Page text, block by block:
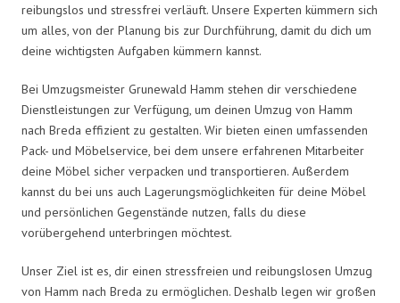
reibungslos und stressfrei verläuft. Unsere Experten kümmern sich
um alles, von der Planung bis zur Durchführung, damit du dich um
deine wichtigsten Aufgaben kümmern kannst.
Bei Umzugsmeister Grunewald Hamm stehen dir verschiedene
Dienstleistungen zur Verfügung, um deinen Umzug von Hamm
nach Breda effizient zu gestalten. Wir bieten einen umfassenden
Pack- und Möbelservice, bei dem unsere erfahrenen Mitarbeiter
deine Möbel sicher verpacken und transportieren. Außerdem
kannst du bei uns auch Lagerungsmöglichkeiten für deine Möbel
und persönlichen Gegenstände nutzen, falls du diese
vorübergehend unterbringen möchtest.
Unser Ziel ist es, dir einen stressfreien und reibungslosen Umzug
von Hamm nach Breda zu ermöglichen. Deshalb legen wir großen